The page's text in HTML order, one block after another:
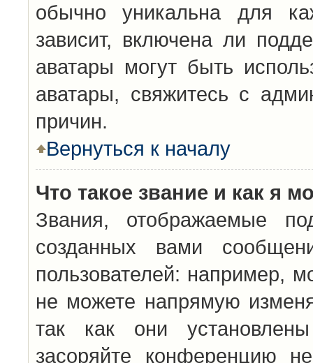
обычно уникальна для
зависит, включена ли
аватары могут быть
аватары, свяжитесь с
причин.
Вернуться к началу
Что такое звание и как я
Звания, отображаемые
созданных вами
пользователей: например,
не можете напрямую
так как они
засоряйте конференцию